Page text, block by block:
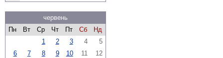
червень
Пн
Вт Ср Чт Пт Сб
Нд
1
2 3 4
5
6
7 8 9 10 11
12